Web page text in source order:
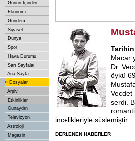
Günün İçinden
Ekonomi
Gündem
Siyaset
Dünya
Spor
Hava Durumu
Sarı Sayfalar
Ana Sayfa
» Dosyalar
Arşiv
Etkinlikler
Günaydın
Televizyon
Astroloji
Magazin
Macar
Dr.
öykü
Vecdet
serdi.
incelikleriyle süslemiştir.
DERLENEN HABERLER